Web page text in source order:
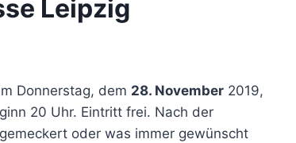
Leipzig
Donnerstag, dem 28. November 2019,
20 Uhr. Eintritt frei. Nach der
oder was immer gewünscht